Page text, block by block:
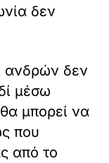
δεν
ανδρών δεν
μέσω
μπορεί να
που
από το